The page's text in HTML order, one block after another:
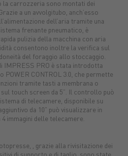
la carrozzeria sono montati dei
a un avvolgitubo, anch’esso
dell’aria tramite una
frenante pneumatico, è
pulizia della macchina con aria
consentono inoltre la verifica sul
del foraggio allo stoccaggio.
IMPRESS PRO è stata introdotta
POWER CONTROL 3.0, che permette
tramite tasti a membrana o
touch screen da 5”. Il controllo può
di telecamere, disponibile su
da 10” può visualizzare in
immagini delle telecamere.
, grazie alla rivisitazione dei